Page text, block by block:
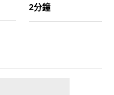
2分鐘